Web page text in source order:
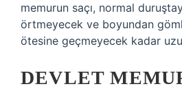
memurun saçı, normal
örtmeyecek ve boyundan
ötesine geçmeyecek kadar
DEVLET